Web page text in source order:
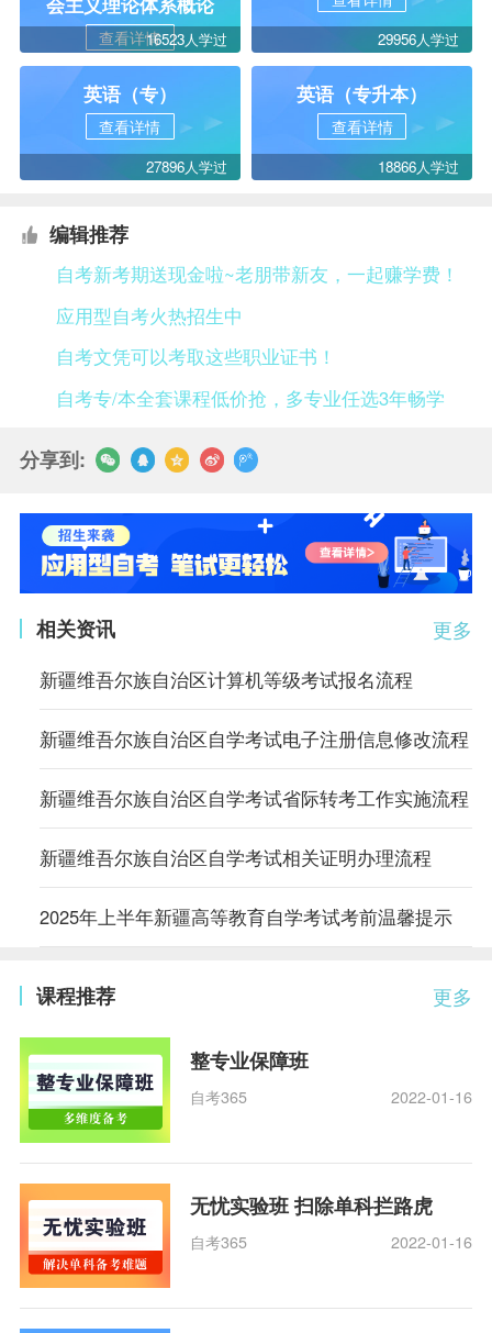
查看详情16523人学过 29956人学过
英语（专）
查看详情
27896人学过
英语（专升本）
查看详情
18866人学过
编辑推荐
自考新考期送现金啦~老朋带新友，一起赚学费！
应用型自考火热招生中
自考文凭可以考取这些职业证书！
自考专/本全套课程低价抢，多专业任选3年畅学
分享到:
更多
相关资讯
新疆维吾尔族自治区计算机等级考试报名流程
新疆维吾尔族自治区自学考试电子注册信息修改流程
新疆维吾尔族自治区自学考试省际转考工作实施流程
新疆维吾尔族自治区自学考试相关证明办理流程
2025年上半年新疆高等教育自学考试考前温馨提示
更多
课程推荐
整专业保障班
自考365 2022-01-16
无忧实验班 扫除单科拦路虎
自考365 2022-01-16